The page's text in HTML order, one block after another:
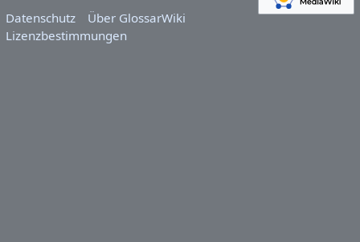
Datenschutz
Über GlossarWiki
Lizenzbestimmungen